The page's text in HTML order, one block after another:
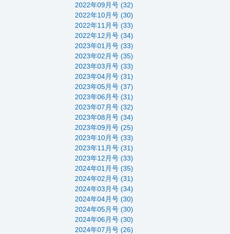
2022年09月号 (32)
2022年10月号 (30)
2022年11月号 (33)
2022年12月号 (34)
2023年01月号 (33)
2023年02月号 (35)
2023年03月号 (33)
2023年04月号 (31)
2023年05月号 (37)
2023年06月号 (31)
2023年07月号 (32)
2023年08月号 (34)
2023年09月号 (25)
2023年10月号 (33)
2023年11月号 (31)
2023年12月号 (33)
2024年01月号 (35)
2024年02月号 (31)
2024年03月号 (34)
2024年04月号 (30)
2024年05月号 (30)
2024年06月号 (30)
2024年07月号 (26)